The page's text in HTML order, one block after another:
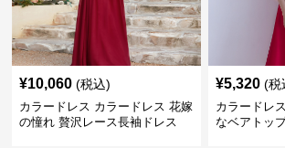
¥10,060 (税込)
カラードレス カラードレス 花嫁
の憧れ 贅沢レース長袖ドレス
¥5,320 (税
カラードレ
なベアトッ